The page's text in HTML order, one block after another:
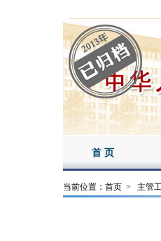
首 页
当前位置： 首页 > 主管